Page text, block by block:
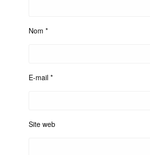
Nom *
E-mail *
Site web